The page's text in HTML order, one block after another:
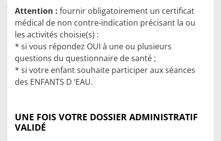
Attention : fournir obligatoirement un certificat
médical de non contre-indication précisant la ou
les activités choisie(s) :
* si vous répondez OUI à une ou plusieurs
questions du questionnaire de santé ;
* si votre enfant souhaite participer aux séances
des ENFANTS D ‘EAU.
UNE FOIS VOTRE DOSSIER ADMINISTRATIF
VALIDÉ